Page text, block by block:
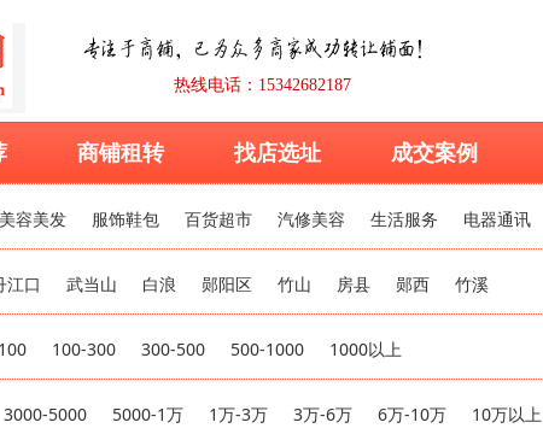
热线电话：15342682187
商铺租转 找店选址 成交案例
美容美发 服饰鞋包 百货超市 汽修美容 生活服务 电器通讯
江口 武当山 白浪 郧阳区 竹山 房县 郧西 竹溪
100-300 300-500 500-1000 1000以上
3000-5000 5000-1万 1万-3万 3万-6万 6万-10万 10万以上